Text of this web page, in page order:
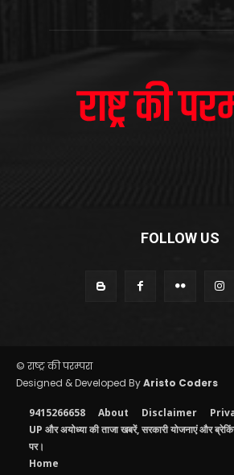
FOLLOW US
© राष्ट्र की परम्परा
Designed & Developed ByAristo Coders
9415266658 About Disclaimer
UP और अयोध्या की ताजा खबरें, सरकारी योजनाएं और
पर।
Home